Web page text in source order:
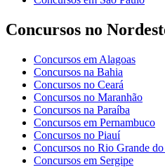
Concursos no
Concursos em Alagoas
Concursos na Bahia
Concursos no Ceará
Concursos no Maranhão
Concursos na Paraíba
Concursos em Pernambuco
Concursos no Piauí
Concursos no Rio Grande
Concursos em Sergipe